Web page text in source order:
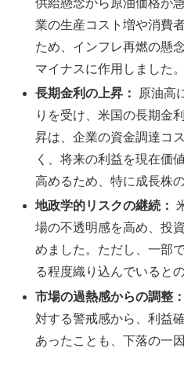
供給懸念から原油価格が
業の生産コスト増や消費
ため、インフレ再燃の懸
マイナスに作用しました。
長期金利の上昇：
原油高
りを受け、米国の長期金
昇は、企業の資金調達コ
く、将来の利益を現在価
高めるため、特に成長株
地政学的リスクの継続：
場の不透明感を高め、投
めました。ただし、一部
る程度織り込んでいると
市場の過熱感からの調整：
対する警戒感から、利益
あったことも、下落の一